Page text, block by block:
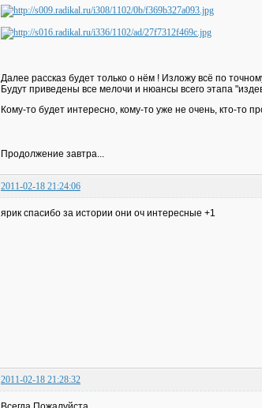
Далее рассказ будет только о нём ! Изложу всё по
Будут приведены все мелочи и нюансы всего этапа
Кому-то будет интересно, кому-то уже не очень, кто-то
Продолжение завтра...
2011-02-18 21:24:06
ярик спасибо за истории они оч интересные +1
2011-02-18 21:28:32